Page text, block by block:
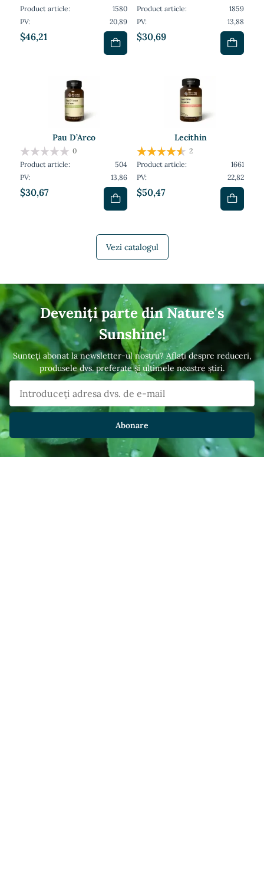
$46,21
Product article:
1580
PV:
20,89
$30,69
Product article:
1859
PV:
13,88
Pau D’Arco
$30,67
0
Product article:
504
PV:
13,86
Lecithin
$50,47
2
Product article:
1661
PV:
22,82
Vezi catalogul
Deveniți parte din Nature's
Sunshine!
Sunteți abonat la newsletter-ul nostru? Aflați despre reduceri,
produsele dvs. preferate și ultimele noastre știri.